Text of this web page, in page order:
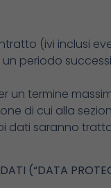
(ivi inclusi
periodo
termine
di cui alla
dati saranno
(“DATA